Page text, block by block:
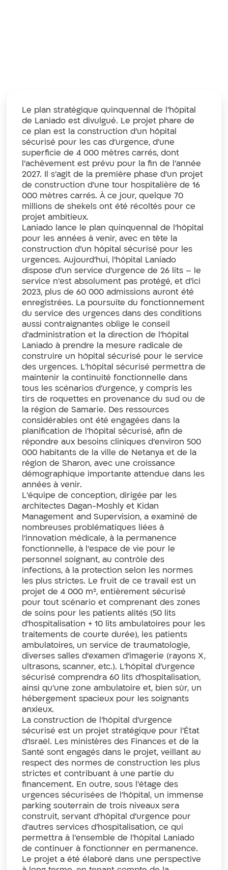
Le plan stratégique quinquennal de l’hôpital
de Laniado est divulgué. Le projet phare de
ce plan est la construction d’un hôpital
sécurisé pour les cas d’urgence, d’une
superficie de 4 000 mètres carrés, dont
l’achèvement est prévu pour la fin de l’année
2027. Il s’agit de la première phase d’un projet
de construction d’une tour hospitalière de 16
000 mètres carrés. À ce jour, quelque 70
millions de shekels ont été récoltés pour ce
projet ambitieux.
Laniado lance le plan quinquennal de l’hôpital
pour les années à venir, avec en tête la
construction d’un hôpital sécurisé pour les
urgences. Aujourd’hui, l’hôpital Laniado
dispose d’un service d’urgence de 26 lits – le
service n’est absolument pas protégé, et d’ici
2023, plus de 60 000 admissions auront été
enregistrées. La poursuite du fonctionnement
du service des urgences dans des conditions
aussi contraignantes oblige le conseil
d’administration et la direction de l’hôpital
Laniado à prendre la mesure radicale de
construire un hôpital sécurisé pour le service
des urgences. L’hôpital sécurisé permettra de
maintenir la continuité fonctionnelle dans
tous les scénarios d’urgence, y compris les
tirs de roquettes en provenance du sud ou de
la région de Samarie. Des ressources
considérables ont été engagées dans la
planification de l’hôpital sécurisé, afin de
répondre aux besoins cliniques d’environ 500
000 habitants de la ville de Netanya et de la
région de Sharon, avec une croissance
démographique importante attendue dans les
années à venir.
L’équipe de conception, dirigée par les
architectes Dagan-Moshly et Kidan
Management and Supervision, a examiné de
nombreuses problématiques liées à
l’innovation médicale, à la permanence
fonctionnelle, à l’espace de vie pour le
personnel soignant, au contrôle des
infections, à la protection selon les normes
les plus strictes. Le fruit de ce travail est un
projet de 4 000 m², entièrement sécurisé
pour tout scénario et comprenant des zones
de soins pour les patients alités (50 lits
d’hospitalisation + 10 lits ambulatoires pour les
traitements de courte durée), les patients
ambulatoires, un service de traumatologie,
diverses salles d’examen d’imagerie (rayons X,
ultrasons, scanner, etc.). L’hôpital d’urgence
sécurisé comprendra 60 lits d’hospitalisation,
ainsi qu’une zone ambulatoire et, bien sûr, un
hébergement spacieux pour les soignants
anxieux.
La construction de l’hôpital d’urgence
sécurisé est un projet stratégique pour l’État
d’Israël. Les ministères des Finances et de la
Santé sont engagés dans le projet, veillant au
respect des normes de construction les plus
strictes et contribuant à une partie du
financement. En outre, sous l’étage des
urgences sécurisées de l’hôpital, un immense
parking souterrain de trois niveaux sera
construit, servant d’hôpital d’urgence pour
d’autres services d’hospitalisation, ce qui
permettra à l’ensemble de l’hôpital Laniado
de continuer à fonctionner en permanence.
Le projet a été élaboré dans une perspective